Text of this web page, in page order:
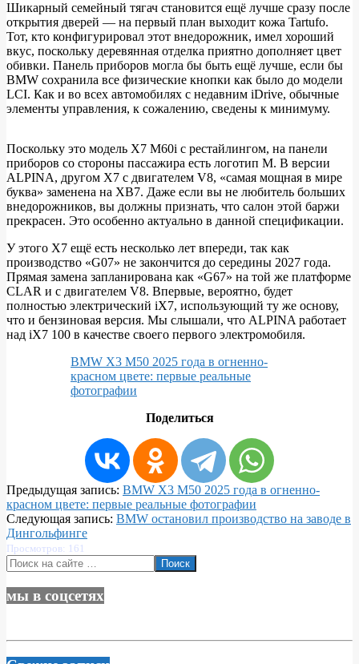
Шикарный семейный тягач становится ещё лучше сразу после
открытия дверей — на первый план выходит кожа Tartufo.
Тот, кто конфигурировал этот внедорожник, имел хороший
вкус, поскольку деревянная отделка приятно дополняет цвет
обивки. Панель приборов могла бы быть ещё лучше, если бы
BMW сохранила все физические кнопки как было до модели
LCI. Как и во всех автомобилях с недавним iDrive, обычные
элементы управления, к сожалению, сведены к минимуму.
Поскольку это модель X7 M60i с рестайлингом, на панели
приборов со стороны пассажира есть логотип M. В версии
ALPINA, другом X7 с двигателем V8, «самая мощная в мире
буква» заменена на XB7. Даже если вы не любитель больших
внедорожников, вы должны признать, что салон этой баржи
прекрасен. Это особенно актуально в данной спецификации.
У этого X7 ещё есть несколько лет впереди, так как
производство «G07» не закончится до середины 2027 года.
Прямая замена запланирована как «G67» на той же платформе
CLAR и с двигателем V8. Впервые, вероятно, будет
полностью электрический iX7, использующий ту же основу,
что и бензиновая версия. Мы слышали, что ALPINA работает
над iX7 100 в качестве своего первого электромобиля.
BMW X3 M50 2025 года в огненно-
красном цвете: первые реальные
фотографии
Поделиться
2024-
09-
13
Предыдущая запись: BMW X3 M50 2025 года в огненно-
красном цвете: первые реальные фотографии
Следующая запись: BMW остановил производство на заводе в
Дингольфинге
Просмотров: 161
Поиск
мы в соцсетях